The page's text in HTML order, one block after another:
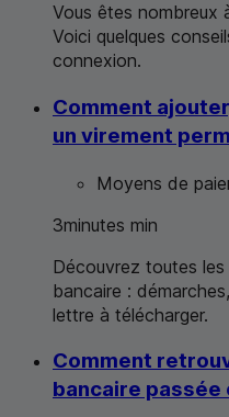
Vous êtes nombreux
Voici quelques
connexion.
Comment
un virement
Moyens de
3minutes min
Découvrez toutes
bancaire :
lettre à télécharger.
Comment
bancaire passée